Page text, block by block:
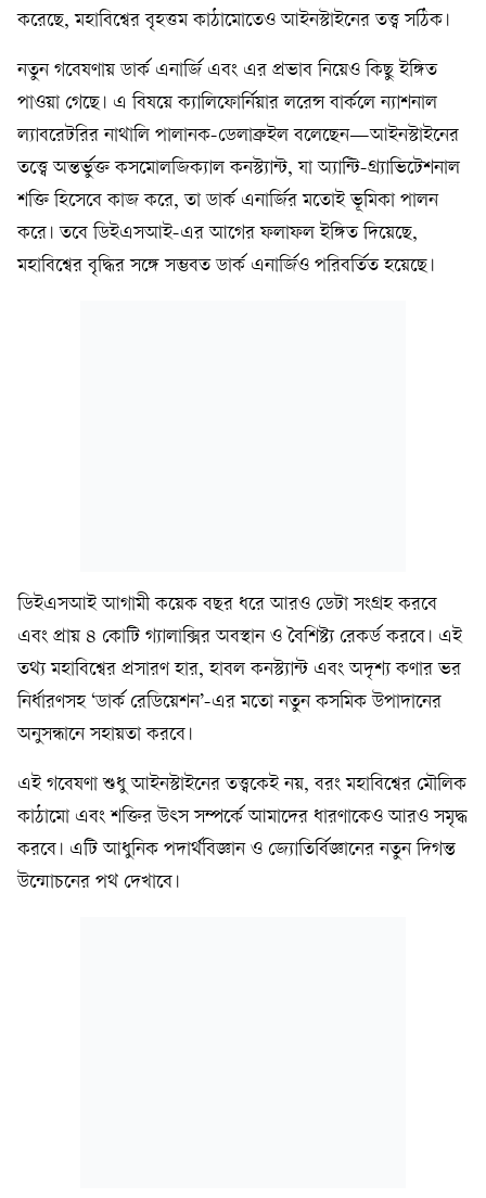
করেছে, মহাবিশ্বের বৃহত্তম কাঠামোতেও আইনস্টাইনের তত্ত্ব সঠিক।
নতুন গবেষণায় ডার্ক এনার্জি এবং এর প্রভাব নিয়েও কিছু ইঙ্গিত
পাওয়া গেছে। এ বিষয়ে ক্যালিফোর্নিয়ার লরেন্স বার্কলে ন্যাশনাল
ল্যাবরেটরির নাথালি পালানক-ডেলাব্রুইল বলেছেন—আইনস্টাইনের
তত্ত্বে অন্তর্ভুক্ত কসমোলজিক্যাল কনস্ট্যান্ট, যা অ্যান্টি-গ্র্যাভিটেশনাল
শক্তি হিসেবে কাজ করে, তা ডার্ক এনার্জির মতোই ভূমিকা পালন
করে। তবে ডিইএসআই-এর আগের ফলাফল ইঙ্গিত দিয়েছে,
মহাবিশ্বের বৃদ্ধির সঙ্গে সম্ভবত ডার্ক এনার্জিও পরিবর্তিত হয়েছে।
ডিইএসআই আগামী কয়েক বছর ধরে আরও ডেটা সংগ্রহ করবে
এবং প্রায় ৪ কোটি গ্যালাক্সির অবস্থান ও বৈশিষ্ট্য রেকর্ড করবে। এই
তথ্য মহাবিশ্বের প্রসারণ হার, হাবল কনস্ট্যান্ট এবং অদৃশ্য কণার ভর
নির্ধারণসহ ‘ডার্ক রেডিয়েশন’-এর মতো নতুন কসমিক উপাদানের
অনুসন্ধানে সহায়তা করবে।
এই গবেষণা শুধু আইনস্টাইনের তত্ত্বকেই নয়, বরং মহাবিশ্বের মৌলিক
কাঠামো এবং শক্তির উৎস সম্পর্কে আমাদের ধারণাকেও আরও সমৃদ্ধ
করবে। এটি আধুনিক পদার্থবিজ্ঞান ও জ্যোতির্বিজ্ঞানের নতুন দিগন্ত
উন্মোচনের পথ দেখাবে।